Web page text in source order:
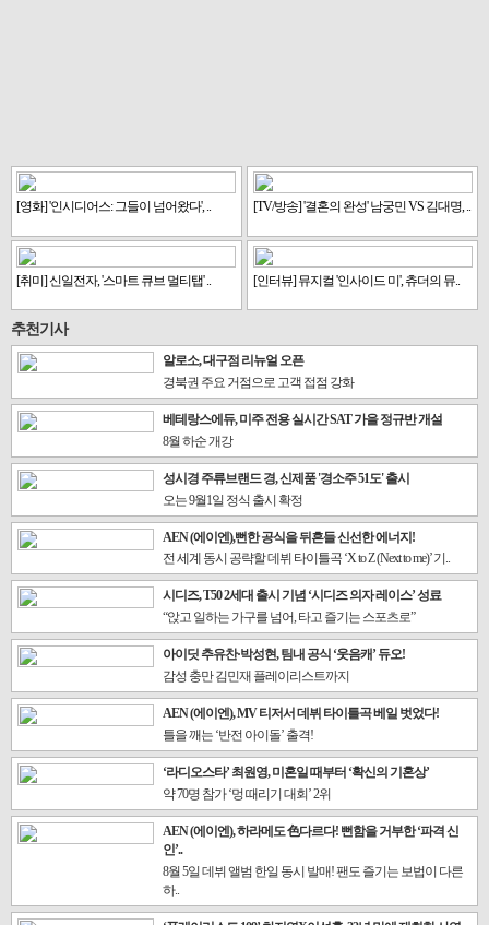
[영화] '인시디어스: 그들이 넘어왔다', .. [TV/방송] '결혼의 완성' 남궁민 VS 김대명, ..
[취미] 신일전자, '스마트 큐브 멀티탭' .. [인터뷰] 뮤지컬 '인사이드 미', 츄더의 뮤..
추천기사
알로소, 대구점 리뉴얼 오픈
경북권 주요 거점으로 고객 접점 강화
베테랑스에듀, 미주 전용 실시간 SAT 가을 정규반 개설
8월 하순 개강
성시경 주류브랜드 경, 신제품 '경소주 51도' 출시
오는 9월1일 정식 출시 확정
AEN (에이엔),뻔한 공식을 뒤흔들 신선한 에너지!
전 세계 동시 공략할 데뷔 타이틀곡 ‘X to Z (Next to me)’ 기..
시디즈, T50 2세대 출시 기념 ‘시디즈 의자 레이스’ 성료
“앉고 일하는 가구를 넘어, 타고 즐기는 스포츠로”
아이딧 추유찬·박성현, 팀내 공식 ‘웃음캐’ 듀오!
감성 충만 김민재 플레이리스트까지
AEN (에이엔), MV 티저서 데뷔 타이틀곡 베일 벗었다!
틀을 깨는 ‘반전 아이돌’ 출격!
‘라디오스타’ 최원영, 미혼일 때부터 ‘확신의 기혼상’
약 70명 참가 ‘멍 때리기 대회’ 2위
AEN (에이엔), 하라메도 色다르다! 뻔함을 거부한 ‘파격 신
인’..
8월 5일 데뷔 앨범 한일 동시 발매! 팬도 즐기는 보법이 다른
하..